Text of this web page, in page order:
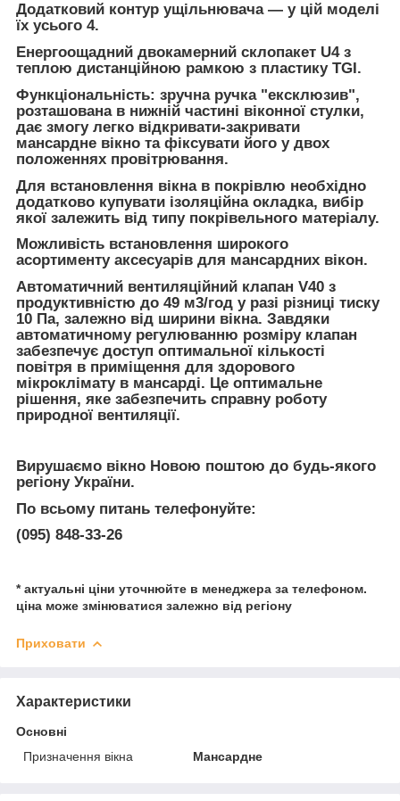
Додатковий контур ущільнювача — у цій моделі
їх усього 4.
Енергоощадний двокамерний склопакет U4 з
теплою дистанційною рамкою з пластику TGI.
Функціональність: зручна ручка "ексклюзив",
розташована в нижній частині віконної стулки,
дає змогу легко відкривати-закривати
мансардне вікно та фіксувати його у двох
положеннях провітрювання.
Для встановлення вікна в покрівлю необхідно
додатково купувати ізоляційна окладка, вибір
якої залежить від типу покрівельного матеріалу.
Можливість встановлення широкого
асортименту аксесуарів для мансардних вікон.
Автоматичний вентиляційний клапан V40 з
продуктивністю до 49 м3/год у разі різниці тиску
10 Па, залежно від ширини вікна. Завдяки
автоматичному регулюванню розміру клапан
забезпечує доступ оптимальної кількості
повітря в приміщення для здорового
мікроклімату в мансарді. Це оптимальне
рішення, яке забезпечить справну роботу
природної вентиляції.
Вирушаємо вікно Новою поштою до будь-якого
регіону України.
По всьому питань телефонуйте:
(095) 848-33-26
* актуальні ціни уточнюйте в менеджера за телефоном.
ціна може змінюватися залежно від регіону
Приховати
Характеристики
Основні
Призначення вікна
Мансардне